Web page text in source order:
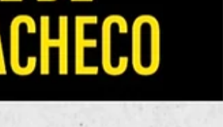
abrió el documentalista Tomás García con
su conferencia ‘Ritos, fiestas y sonidos
tradicionales en las fiestas de la Región
Murcia’ explicando de m